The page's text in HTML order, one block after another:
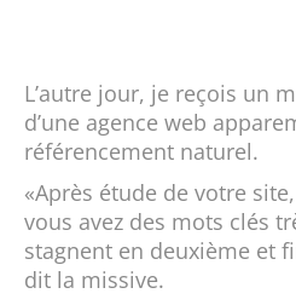
L’autre jour, je reçois un
d’une agence web
référencement naturel.
«Après étude de votre
vous avez des mots clés
stagnent en deuxième et
dit la missive.